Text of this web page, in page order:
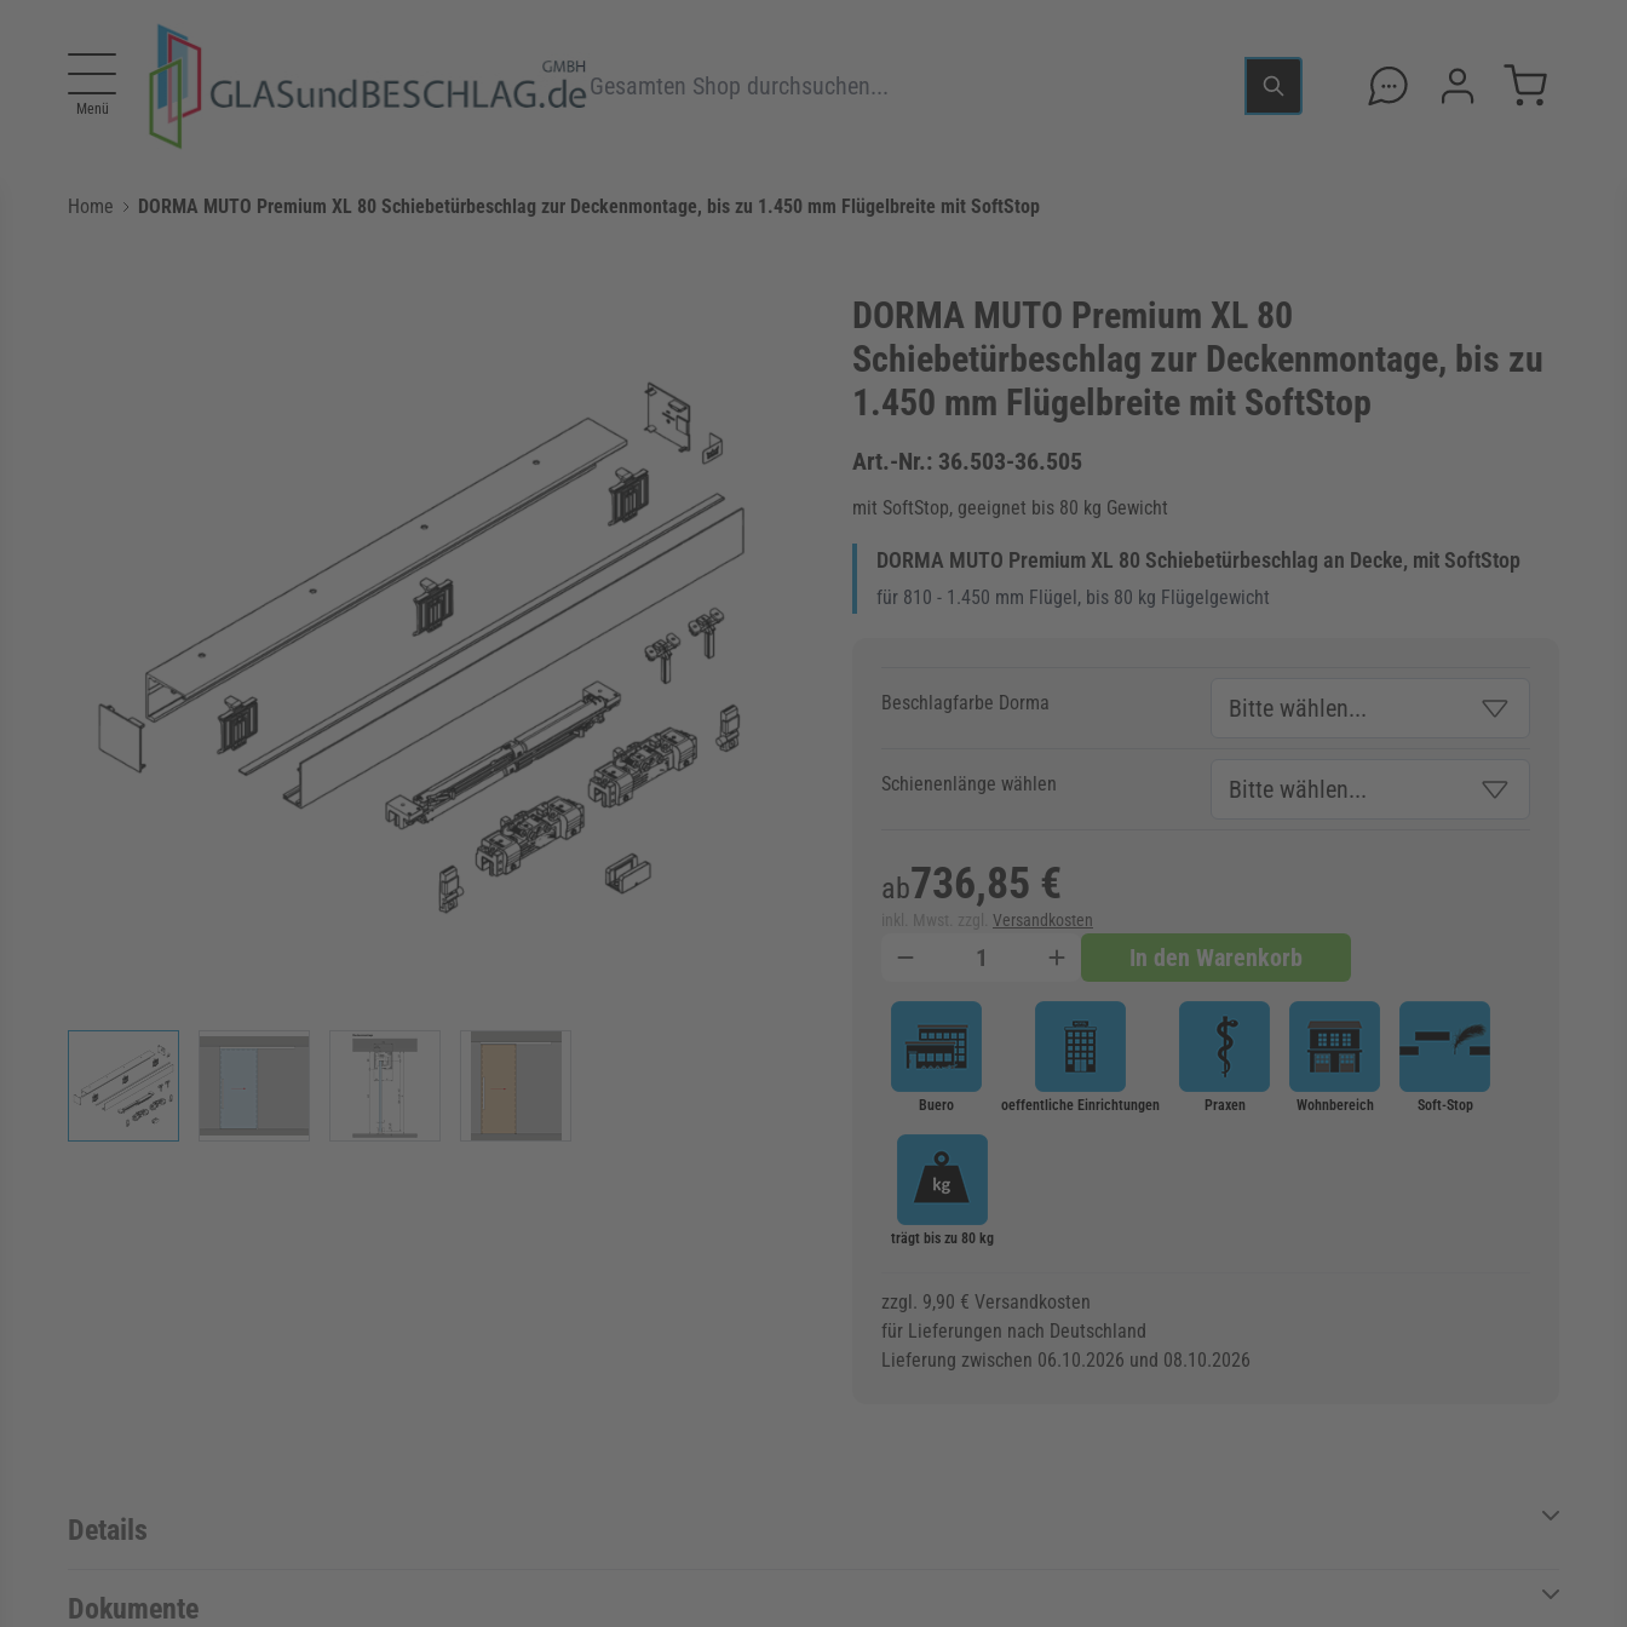
Menü
Home DORMA MUTO Premium XL 80 Schiebetürbeschlag zur Deckenmontage, bis zu 1.450 mm Flügelbreite mit SoftStop
View larger imageView larger imageView larger imageView larger image
DORMA MUTO Premium XL 80
Schiebetürbeschlag zur Deckenmontage, bis zu
1.450 mm Flügelbreite mit SoftStop
Art.-Nr.: 36.503-36.505
mit SoftStop, geeignet bis 80 kg Gewicht
DORMA MUTO Premium XL 80 Schiebetürbeschlag an Decke, mit SoftStop
für 810 - 1.450 mm Flügel, bis 80 kg Flügelgewicht
Beschlagfarbe Dorma
Schienenlänge wählen
ab736,85 €
Versandkosten
In den Warenkorb
Buero oeffentliche Einrichtungen Praxen Wohnbereich Soft-Stop
trägt bis zu 80 kg
zzgl. 9,90 € Versandkosten
für Lieferungen nach Deutschland
Lieferung zwischen 06.10.2026 und 08.10.2026
Details
Dokumente